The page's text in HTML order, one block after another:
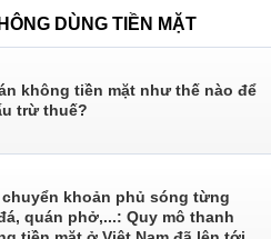
DÙNG TIỀN MẶT
không tiền mặt như thế nào để
trừ thuế?
chuyển khoản phủ sóng từng
quán phở,...: Quy mô thanh